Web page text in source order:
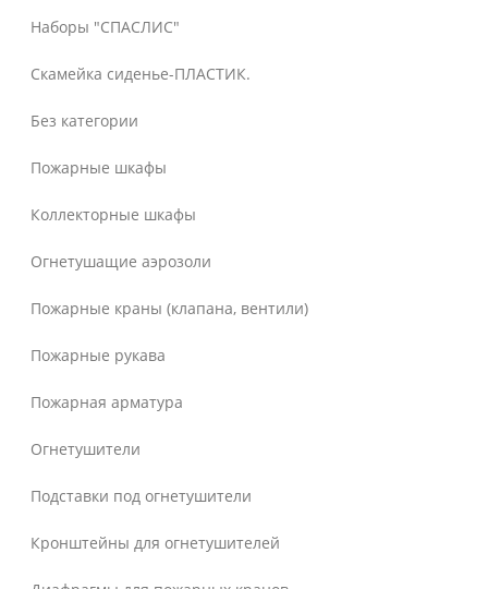
Наборы "СПАСЛИС"
Скамейка сиденье-ПЛАСТИК.
Без категории
Пожарные шкафы
Коллекторные шкафы
Огнетушащие аэрозоли
Пожарные краны (клапана, вентили)
Пожарные рукава
Пожарная арматура
Огнетушители
Подставки под огнетушители
Кронштейны для огнетушителей